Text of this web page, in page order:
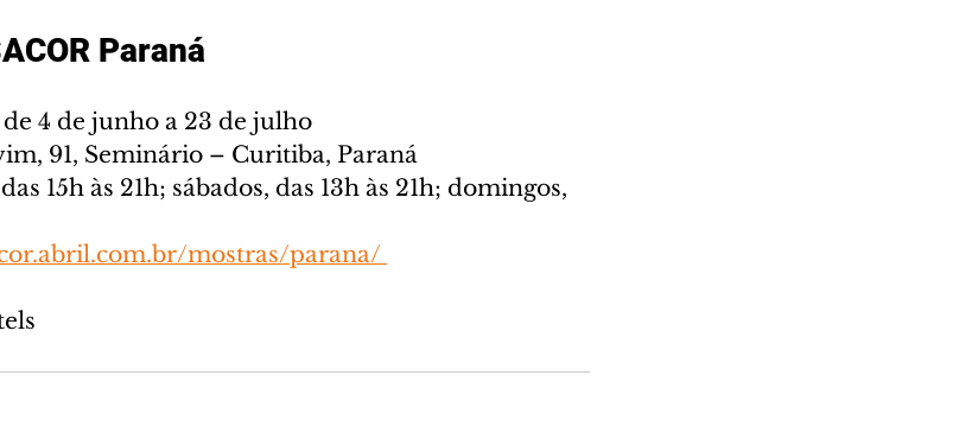
Paraná
4 de junho a 23 de julho
91, Seminário – Curitiba, Paraná
15h às 21h; sábados, das 13h às 21h; domingos,
mostras/parana/